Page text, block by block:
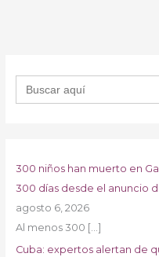
Buscar:
300 niños han muerto en
300 días desde el anuncio
agosto 6, 2026
Al menos 300 […]
Cuba: expertos alertan de